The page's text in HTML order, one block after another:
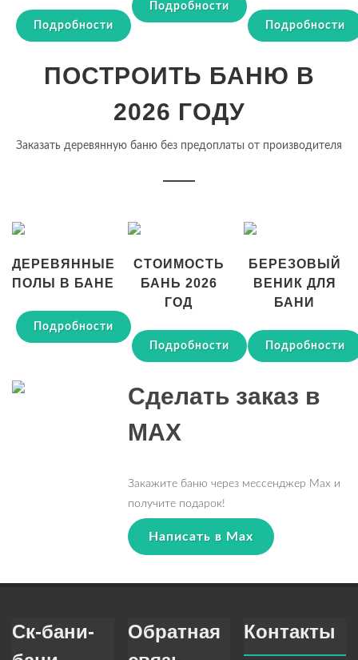
Подробности
Подробности
Подробности
ПОСТРОИТЬ БАНЮ В
2026 ГОДУ
Заказать деревянную баню без предоплаты от производителя
ДЕРЕВЯННЫЕ
ПОЛЫ В БАНЕ
Подробности
СТОИМОСТЬ
БАНЬ 2026
ГОД
Подробности
БЕРЕЗОВЫЙ
ВЕНИК ДЛЯ
БАНИ
Подробности
Сделать заказ в
MAX
Закажите баню через мессенджер Max и
получите подарок!
Написать в Max
Ск-бани-
Обратная
Контакты